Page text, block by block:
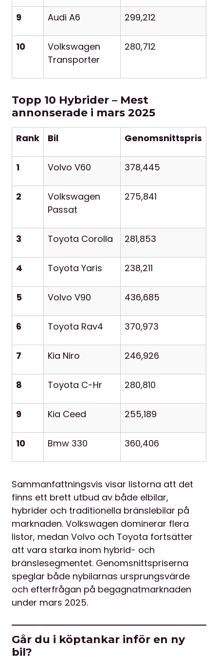
9 Audi A6 299,212
10
Volkswagen
Transporter
280,712
Topp 10 Hybrider – Mest
annonserade i mars 2025
Rank Bil Genomsnittspris
1 Volvo V60 378,445
2
Volkswagen
Passat
275,841
3 Toyota Corolla 281,853
4 Toyota Yaris 238,211
5 Volvo V90 436,685
6 Toyota Rav4 370,973
7 Kia Niro 246,926
8 Toyota C-Hr 280,810
9 Kia Ceed 255,189
10 Bmw 330 360,406
Sammanfattningsvis visar listorna att det
finns ett brett utbud av både elbilar,
hybrider och traditionella bränslebilar på
marknaden. Volkswagen dominerar flera
listor, medan Volvo och Toyota fortsätter
att vara starka inom hybrid- och
bränslesegmentet. Genomsnittspriserna
speglar både nybilarnas ursprungsvärde
och efterfrågan på begagnatmarknaden
under mars 2025.
Går du i köptankar inför en ny
bil?